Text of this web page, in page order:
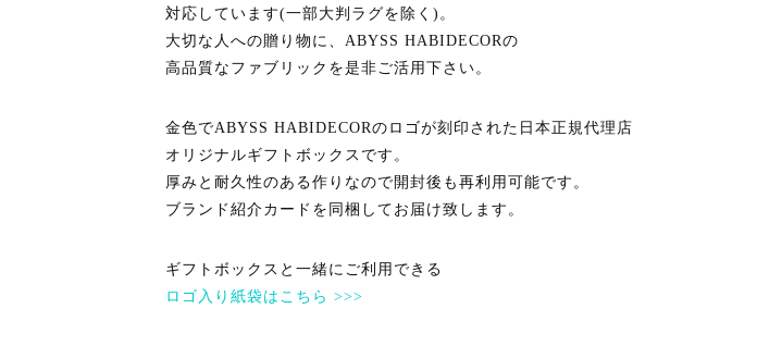
対応しています(一部大判ラグを除く)。
大切な人への贈り物に、ABYSS HABIDECORの
高品質なファブリックを是非ご活用下さい。
金色でABYSS HABIDECORのロゴが刻印された日本正規代理店
オリジナルギフトボックスです。
厚みと耐久性のある作りなので開封後も再利用可能です。
ブランド紹介カードを同梱してお届け致します。
ギフトボックスと一緒にご利用できる
ロゴ入り紙袋はこちら >>>